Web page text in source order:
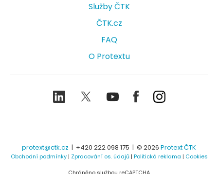
Služby ČTK
ČTK.cz
FAQ
O Protextu
LinkedIn TwitterYoutubeFacebookInstagram
protext@ctk.cz | +420 222 098 175 | © 2026 Protext ČTK
Obchodní podmínky| Zpracování os. údajů| Politická reklama | Cookies